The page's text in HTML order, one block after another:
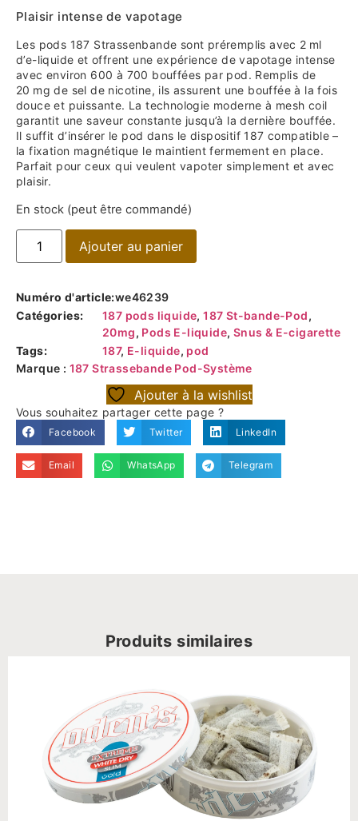
Plaisir intense de vapotage
Les pods 187 Strassenbande sont préremplis avec 2 ml
d’e-liquide et offrent une expérience de vapotage intense
avec environ 600 à 700 bouffées par pod. Remplis de
20 mg de sel de nicotine, ils assurent une bouffée à la fois
douce et puissante. La technologie moderne à mesh coil
garantit une saveur constante jusqu’à la dernière bouffée.
Il suffit d’insérer le pod dans le dispositif 187 compatible –
la fixation magnétique le maintient fermement en place.
Parfait pour ceux qui veulent vapoter simplement et avec
plaisir.
En stock (peut être commandé)
Ajouter au panier
Numéro d'article:we46239
Catégories:
187 pods liquide,187 St-bande-Pod,
20mg, Pods E-liquide, Snus & E-cigarette
Tags:
187, E-liquide, pod
Marque : 187 Strassebande Pod-Système
Ajouter à la wishlist
Vous souhaitez partager cette page ?
Facebook Twitter LinkedIn
Email WhatsApp Telegram
Produits similaires